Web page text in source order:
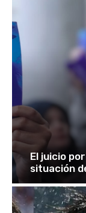
El juicio
situación